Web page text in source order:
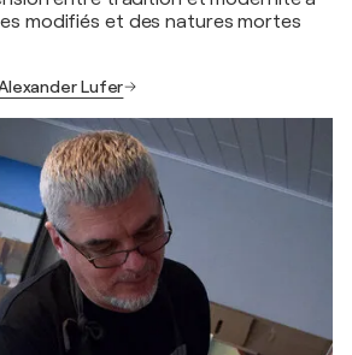
modifiés et des natures mortes
Lufer